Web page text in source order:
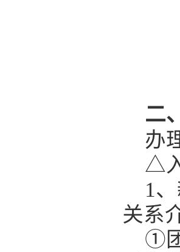
二
办
△
1
关系
①